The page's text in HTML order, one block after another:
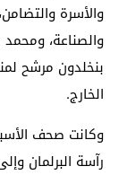
والأسرة
والصناعة،
بنخلدون مرشح
الخارج.
وكانت صحف
رآسة البرلمان